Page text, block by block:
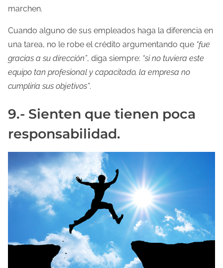
marchen.
Cuando alguno de sus empleados haga la diferencia en
una tarea, no le robe el crédito argumentando que “fue
gracias a su dirección”, diga siempre: “si no tuviera este
equipo tan profesional y capacitado, la empresa no
cumpliría sus objetivos”.
9.- Sienten que tienen poca
responsabilidad.